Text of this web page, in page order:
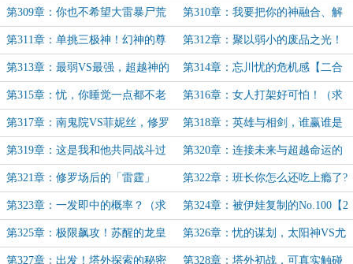
灵魂【万字加更】 啊！【月初求月票】
第309章：你也不希望大雷暴尸荒
野吧【3合1】
第310章：我要把你的神融合、解
放！【7K加更】
第311章：单挑三极神！幻神的尊
严【加更求月票】
第312章：聚以弱小的废品之光！
【加更求月票】
第313章：最弱VS最强，超越神的
同调群星【万字加更】
第314章：忘川忧的危机感【二合
一】
第315章：忧，你睡觉一点都不老
实（求月票）
第316章：女人打架好可怕！（求
月票）
第317章：南鬼院VS菲妮丝，修罗
场之战（求月票）
第318章：英雄与相剑，谁赢谁是
正牌女友【7K加更求票】
第319章：这是我和他共同战斗过
的证明！（求月票）
第320章：连接未来与超越命运的
最终一击（求月票）
第321章：修罗场后的「雷霆」
（求月票）
第322章：班长你怎么还吃上瘾了?
第323章：一发即中的概率？（求
月票）
第324章：被伊娃复制的No.100【2
合1】
第325章：极限飙攻！苏醒的龙皇
神话【7K加更求月票】
第326章：忧的谋划，太阳神VS尤
贝尔【7K决斗加更】
第327章：出发！塔外探索的秘密 第328章：塔外初战，可真实触碰